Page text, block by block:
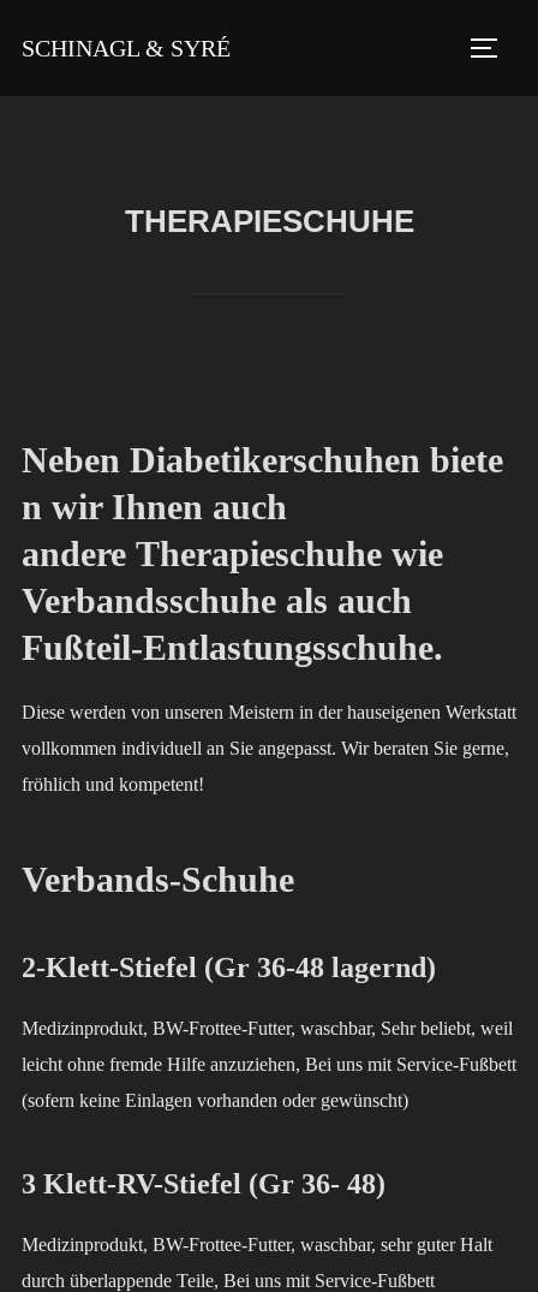
Inhalten
SCHINAGL & SYRÉ
THERAPIESCHUHE
Neben Diabetikerschuhen biete
n wir Ihnen auch
andere Therapieschuhewie
Verbandsschuhe als auch
Fußteil-Entlastungsschuhe.
Diese werden von unseren Meistern in der hauseigenen Werkstatt
vollkommen individuell an Sie angepasst. Wir beraten Sie gerne,
fröhlich und kompetent!
Verbands-Schuhe
2-Klett-Stiefel (Gr 36-48 lagernd)
Medizinprodukt, BW-Frottee-Futter, waschbar, Sehr beliebt, weil
leicht ohne fremde Hilfe anzuziehen, Bei uns mit Service-Fußbett
(sofern keine Einlagen vorhanden oder gewünscht)
3 Klett-RV-Stiefel (Gr 36- 48)
Medizinprodukt, BW-Frottee-Futter, waschbar, sehr guter Halt
durch überlappende Teile, Bei uns mit Service-Fußbett